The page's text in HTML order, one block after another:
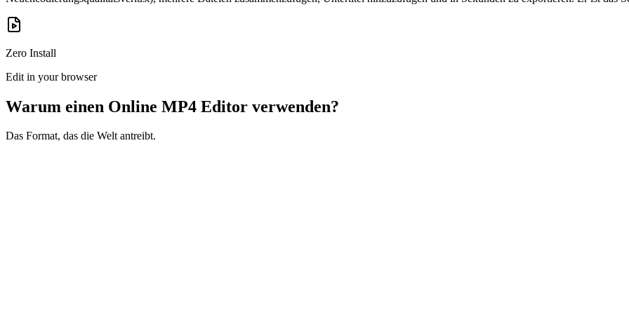
Zero Install
Edit in your browser
Warum einen Online MP4 Editor verwenden?
Das Format, das die Welt antreibt.